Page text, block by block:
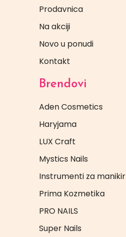
Prodavnica
Na akciji
Novo u ponudi
Kontakt
Brendovi
Aden Cosmetics
Haryjama
LUX Craft
Mystics Nails
Instrumenti za manikir
Prima Kozmetika
PRO NAILS
Super Nails